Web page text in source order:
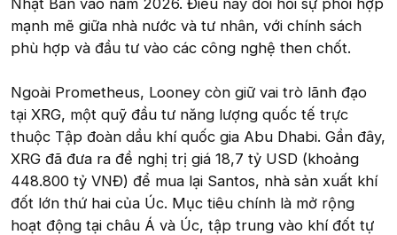
mạnh mẽ giữa nhà nước và tư nhân, với chính sách
phù hợp và đầu tư vào các công nghệ then chốt.
Ngoài Prometheus, Looney còn giữ vai trò lãnh đạo
tại XRG, một quỹ đầu tư năng lượng quốc tế trực
thuộc Tập đoàn dầu khí quốc gia Abu Dhabi. Gần đây,
XRG đã đưa ra đề nghị trị giá 18,7 tỷ USD (khoảng
448.800 tỷ VNĐ) để mua lại Santos, nhà sản xuất khí
đốt lớn thứ hai của Úc. Mục tiêu chính là mở rộng
hoạt động tại châu Á và Úc, tập trung vào khí đốt tự